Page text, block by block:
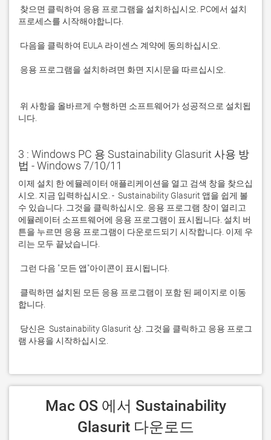
니다.
3 : Windows PC 용 Sustainability Glasurit 사용 방
법 - Windows 7/10/11
이제 설치 한 에뮬레이터 애플리케이션을 열고 검색 창을 찾으십
시오. 지금 입력하십시오. -  Sustainability Glasurit 앱을 쉽게 볼
수 있습니다. 그것을 클릭하십시오. 응용 프로그램 창이 열리고
에뮬레이터 소프트웨어에 응용 프로그램이 표시됩니다. 설치 버
튼을 누르면 응용 프로그램이 다운로드되기 시작합니다. 이제 우
램 사용을 시작하십시오.
Glasurit 다운로드